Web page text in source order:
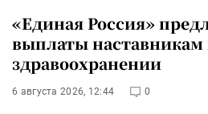
«Единая Россия»
выплаты наставникам
здравоохранении
6 августа 2026, 12:44 0